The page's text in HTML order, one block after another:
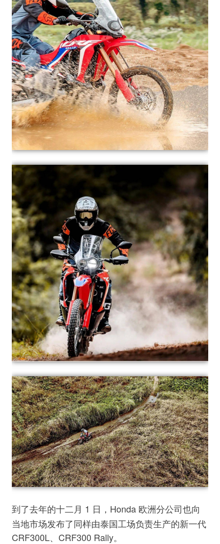
到了去年的十二月 1 日，Honda 欧洲分公司也向
当地市场发布了同样由泰国工场负责生产的新一代
CRF300L、CRF300 Rally。